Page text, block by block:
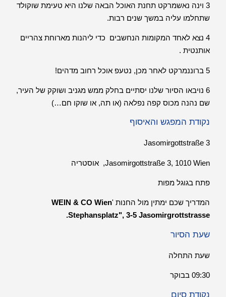
3 וינה נאשמרקט תחנת האוכל הבאה שלנו היא טעימת שוקולד
שתחלמו עליה במשך שנים רבות.
4 נצא לאחד המקומות הנחשבים כדי ליהנות מארוחת צהריים
אותנטית .
5 ברוננמרקט לאחר מכן, נטעפ אוכל רחוב מדהים!
6 נויבאו הסיור שלנו יסתיים בחלק ממש מגניב ושוקק של העיר,
שם נהנה מכוס קפה נפלאה (או תה, או שוקו חם…)
נקודת המפגש והאיסוף
Jasomirgottstraße 3
Jasomirgottstraße 3, 1010 Wien, אוסטריה
פתח בגוגל מפות
המדריך שכם ימתין מול החנות 'WEIN & CO Wien
Stephansplatz", 3-5 Jasomirgrottstrasse
.
שעת הסיור
שעת התחלה
09:30 בבוקר
נקודת סיום